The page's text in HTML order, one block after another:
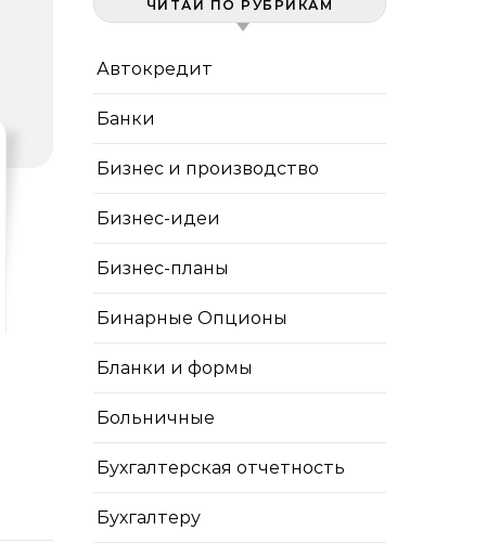
ЧИТАЙ ПО РУБРИКАМ
Автокредит
Банки
Бизнес и производство
Бизнес-идеи
Бизнес-планы
Бинарные Опционы
Бланки и формы
Больничные
Бухгалтерская отчетность
Бухгалтеру